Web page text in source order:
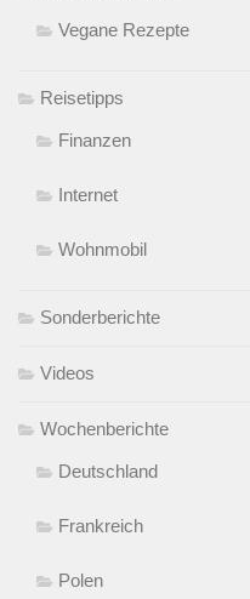
Vegane Rezepte
Reisetipps
Finanzen
Internet
Wohnmobil
Sonderberichte
Videos
Wochenberichte
Deutschland
Frankreich
Polen